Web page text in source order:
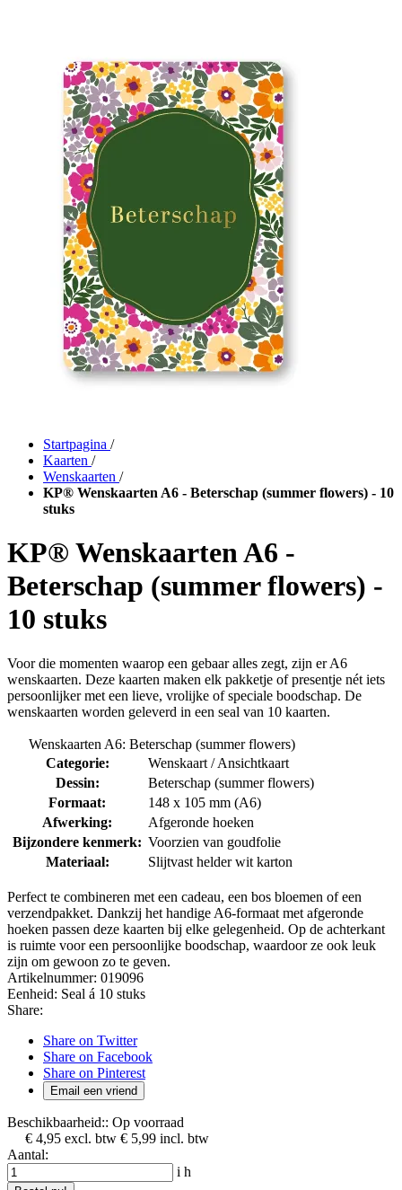
Startpagina /
Kaarten /
Wenskaarten /
KP® Wenskaarten A6 - Beterschap (summer flowers) - 10
stuks
KP® Wenskaarten A6 -
Beterschap (summer flowers) -
10 stuks
Voor die momenten waarop een gebaar alles zegt, zijn er A6
wenskaarten. Deze kaarten maken elk pakketje of presentje nét iets
persoonlijker met een lieve, vrolijke of speciale boodschap. De
wenskaarten worden geleverd in een seal van 10 kaarten.
Wenskaarten A6: Beterschap (summer flowers)
Categorie:
Wenskaart / Ansichtkaart
Dessin:
Beterschap (summer flowers)
Formaat:
148 x 105 mm (A6)
Afwerking:
Afgeronde hoeken
Bijzondere kenmerk: Voorzien van goudfolie
Materiaal:
Slijtvast helder wit karton
Perfect te combineren met een cadeau, een bos bloemen of een
verzendpakket. Dankzij het handige A6-formaat met afgeronde
hoeken passen deze kaarten bij elke gelegenheid. Op de achterkant
is ruimte voor een persoonlijke boodschap, waardoor ze ook leuk
zijn om gewoon zo te geven.
Artikelnummer: 019096
Eenheid: Seal á 10 stuks
Share:
Share on Twitter
Share on Facebook
Share on Pinterest
Email een vriend
Beschikbaarheid:: Op voorraad
€ 4,95 excl. btw € 5,99 incl. btw
Aantal:
i h